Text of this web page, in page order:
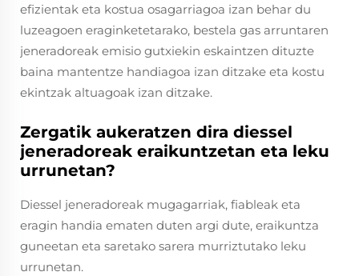
efizientak eta kostua osagarriagoa izan behar du
luzeagoen eraginketetarako, bestela gas arruntaren
jeneradoreak emisio gutxiekin eskaintzen dituzte
baina mantentze handiagoa izan ditzake eta kostu
ekintzak altuagoak izan ditzake.
Zergatik aukeratzen dira diessel
jeneradoreak eraikuntzetan eta leku
urrunetan?
Diessel jeneradoreak mugagarriak, fiableak eta
eragin handia ematen duten argi dute, eraikuntza
guneetan eta saretako sarera murriztutako leku
urrunetan.